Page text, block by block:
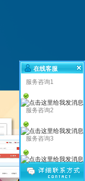
在线客服
服务咨询1
服务咨询2
服务咨询3